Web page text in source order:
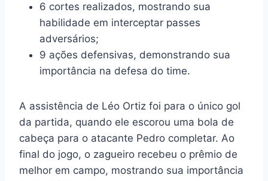
6 cortes realizados, mostrando sua
habilidade em interceptar passes
adversários;
9 ações defensivas, demonstrando sua
importância na defesa do time.
A assistência de Léo Ortiz foi para o único gol
da partida, quando ele escorou uma bola de
cabeça para o atacante Pedro completar. Ao
final do jogo, o zagueiro recebeu o prêmio de
melhor em campo, mostrando sua importância